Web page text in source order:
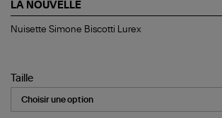
LA NOUVELLE
Nuisette
Nuisette Simone Biscotti Lurex
Taille